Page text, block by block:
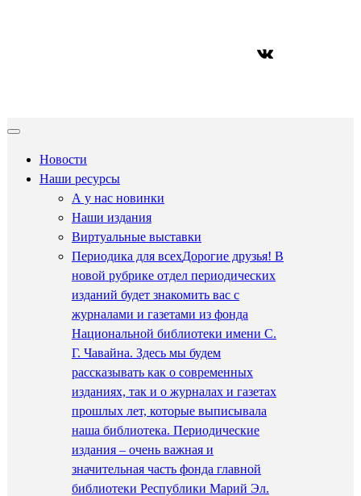
ВКонтакте
Новости
Наши ресурсы
А у нас новинки
Наши издания
Виртуальные выставки
Периодика для всехДорогие друзья! В
новой рубрике отдел периодических
изданий будет знакомить вас с
журналами и газетами из фонда
Национальной библиотеки имени С.
Г. Чавайна. Здесь мы будем
рассказывать как о современных
изданиях, так и о журналах и газетах
прошлых лет, которые выписывала
наша библиотека. Периодические
издания – очень важная и
значительная часть фонда главной
библиотеки Республики Марий Эл.